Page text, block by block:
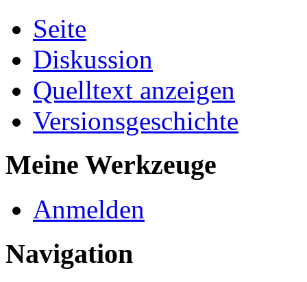
Seite
Diskussion
Quelltext anzeigen
Versionsgeschichte
Meine Werkzeuge
Anmelden
Navigation